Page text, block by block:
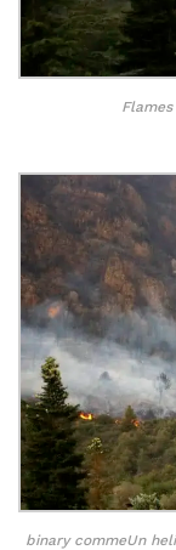
binary commeUn